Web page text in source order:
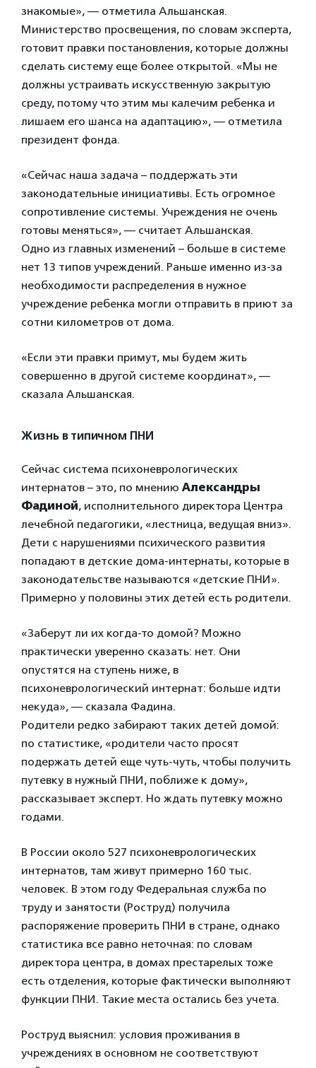
знакомые», — отметила Альшанская.
Министерство просвещения, по словам эксперта,
готовит правки постановления, которые должны
сделать систему еще более открытой. «Мы не
должны устраивать искусственную закрытую
среду, потому что этим мы калечим ребенка и
лишаем его шанса на адаптацию», — отметила
президент фонда.
«Сейчас наша задача – поддержать эти
законодательные инициативы. Есть огромное
сопротивление системы. Учреждения не очень
готовы меняться», — считает Альшанская.
Одно из главных изменений – больше в системе
нет 13 типов учреждений. Раньше именно из-за
необходимости распределения в нужное
учреждение ребенка могли отправить в приют за
сотни километров от дома.
«Если эти правки примут, мы будем жить
совершенно в другой системе координат», —
сказала Альшанская.
Жизнь в типичном ПНИ
Сейчас система психоневрологических
интернатов – это, по мнению Александры
Фадиной, исполнительного директора Центра
лечебной педагогики, «лестница, ведущая вниз».
Дети с нарушениями психического развития
попадают в детские дома-интернаты, которые в
законодательстве называются «детские ПНИ».
Примерно у половины этих детей есть родители.
«Заберут ли их когда-то домой? Можно
практически уверенно сказать: нет. Они
опустятся на ступень ниже, в
психоневрологический интернат: больше идти
некуда», — сказала Фадина.
Родители редко забирают таких детей домой:
по статистике, «родители часто просят
подержать детей еще чуть-чуть, чтобы получить
путевку в нужный ПНИ, поближе к дому»,
рассказывает эксперт. Но ждать путевку можно
годами.
В России около 527 психоневрологических
интернатов, там живут примерно 160 тыс.
человек. В этом году Федеральная служба по
труду и занятости (Роструд) получила
распоряжение проверить ПНИ в стране, однако
статистика все равно неточная: по словам
директора центра, в домах престарелых тоже
есть отделения, которые фактически выполняют
функции ПНИ. Такие места остались без учета.
Роструд выяснил: условия проживания в
учреждениях в основном не соответствуют